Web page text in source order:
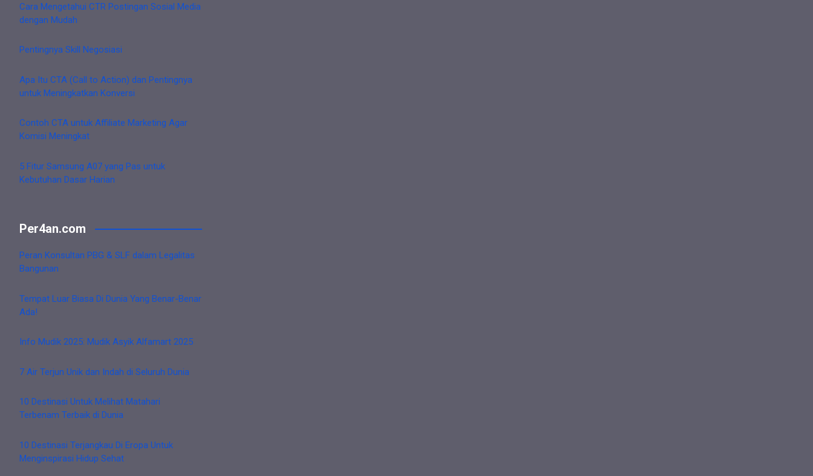
Cara Mengetahui CTR Postingan Sosial Media
dengan Mudah
Pentingnya Skill Negosiasi
Apa Itu CTA (Call to Action) dan Pentingnya
untuk Meningkatkan Konversi
Contoh CTA untuk Affiliate Marketing Agar
Komisi Meningkat
5 Fitur Samsung A07 yang Pas untuk
Kebutuhan Dasar Harian
Per4an.com
Peran Konsultan PBG & SLF dalam Legalitas
Bangunan
Tempat Luar Biasa Di Dunia Yang Benar-Benar
Ada!
Info Mudik 2025: Mudik Asyik Alfamart 2025
7 Air Terjun Unik dan Indah di Seluruh Dunia
10 Destinasi Untuk Melihat Matahari
Terbenam Terbaik di Dunia
10 Destinasi Terjangkau Di Eropa Untuk
Menginspirasi Hidup Sehat